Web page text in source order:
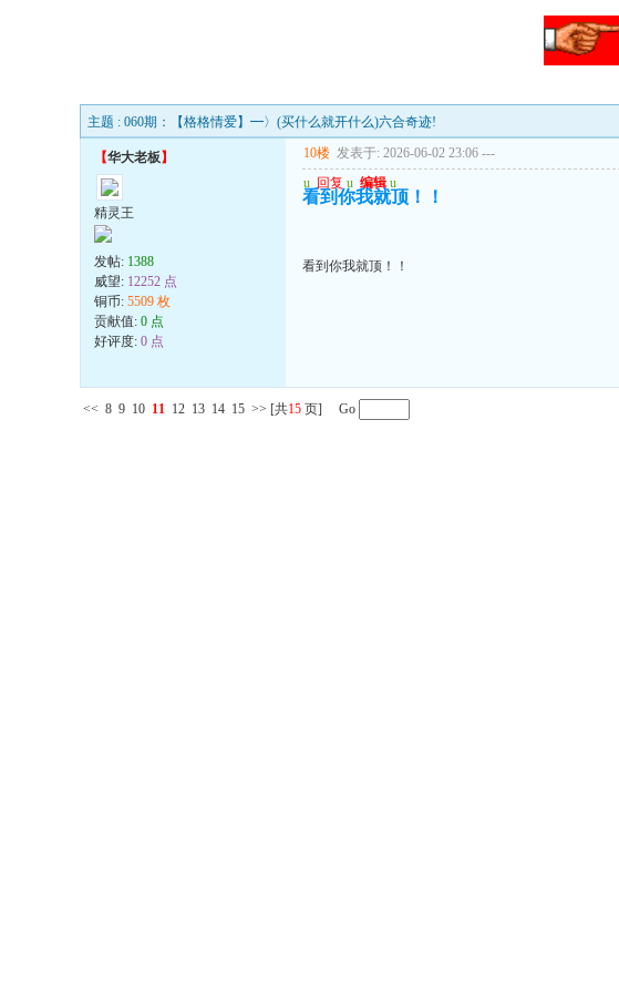
主题 : 060期：【格格情爱】━〉(买什么就开什么)六合奇迹!
【华大老板】
精灵王
发帖: 1388
威望: 12252 点
铜币: 5509 枚
贡献值: 0 点
好评度: 0 点
10楼 发表于: 2026-06-02 23:06 ---
u 回复 u 编辑 u
看到你我就顶！！
看到你我就顶！！
<< 8 9 10 11 12 13 14 15 >> [共15 页] Go